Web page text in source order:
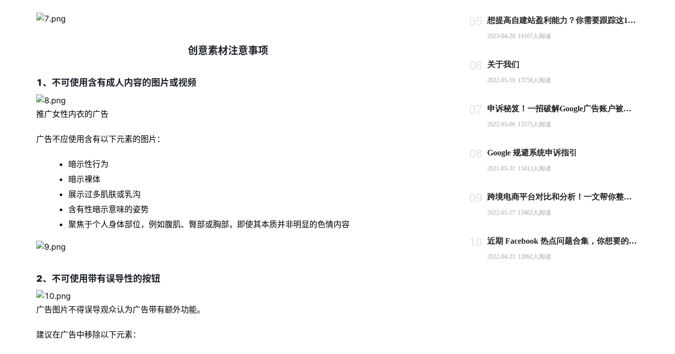
创意素材注意事项
1、不可使用含有成人内容的图片或视频
推广女性内衣的广告
广告不应使用含有以下元素的图片：
暗示性行为
暗示裸体
展示过多肌肤或乳沟
含有性暗示意味的姿势
聚焦于个人身体部位，例如腹肌、臀部或胸部，即使其本质并非明显的色情内容
2、不可使用带有误导性的按钮
广告图片不得误导观众认为广告带有额外功能。
建议在广告中移除以下元素：
05 想提高自建站盈利能力？你需要跟踪这10个基本电商指标
2023-04-28 14107人阅读
06 关于我们
2022-05-10 13758人阅读
07 申诉秘笈！一招破解Google广告账户被封难题
2022-05-06 13575人阅读
08 Google 规避系统申诉指引
2021-05-31 13413人阅读
09 跨境电商平台对比和分析！一文帮你整理全球主流电商平台
2022-05-17 13402人阅读
10 近期 Facebook 热点问题合集，你想要的答案都在这里！
2022-04-21 12092人阅读